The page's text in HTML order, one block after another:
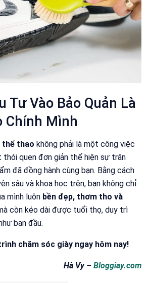
Tư Vào Bảo Quản Là
Chính Mình
thể thao không phải là một công việc
quen đơn giản thể hiện sự trân
đã đồng hành cùng bạn. Bằng cách
sâu và khoa học trên, bạn không chỉ
mình luôn bền đẹp, thơm tho và
còn kéo dài được tuổi thọ, duy trì
ban đầu.
chăm sóc giày ngay hôm nay!
Hà Vy – Bloggiay.com